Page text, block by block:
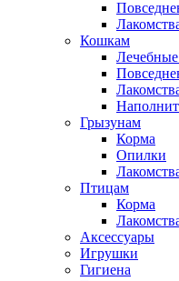
Кошкам
Грызунам
Корма
Опилки
Птицам
Корма
Аксессуары
Игрушки
Гигиена